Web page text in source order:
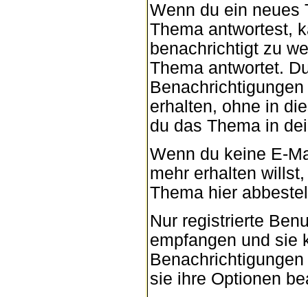
Wenn du ein neues
Thema antwortest,
benachrichtigt zu
Thema antwortet.
erhalten, ohne in
du das Thema in
Wenn du keine E-
mehr erhalten
Thema hier
Nur registrierte
empfangen und sie
sie ihre Optionen